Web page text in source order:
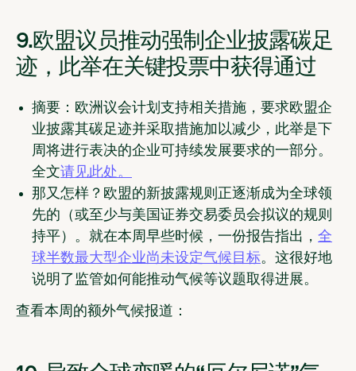
9.欧盟议员推动强制企业披露碳足
迹，此举在关键投票中获得通过
摘要： 欧洲议会计划支持相关措施，要求欧盟企
业披露其碳足迹并采取措施加以减少，此举是下
周将进行表决的企业可持续发展要求的一部分。
全文请见此处。
那又怎样？ 欧盟的新披露规则正逐渐成为全球领
先的（或至少与美国证券交易委员会拟议的规则
持平）。就在本周早些时候，一份报告指出， 全
球半数最大型企业尚未设定气候目标。这很好地
说明了监管如何能推动气候等议题取得进展。
查看本周的额外气候报道：